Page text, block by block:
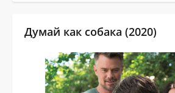
Думай как собака (2020)